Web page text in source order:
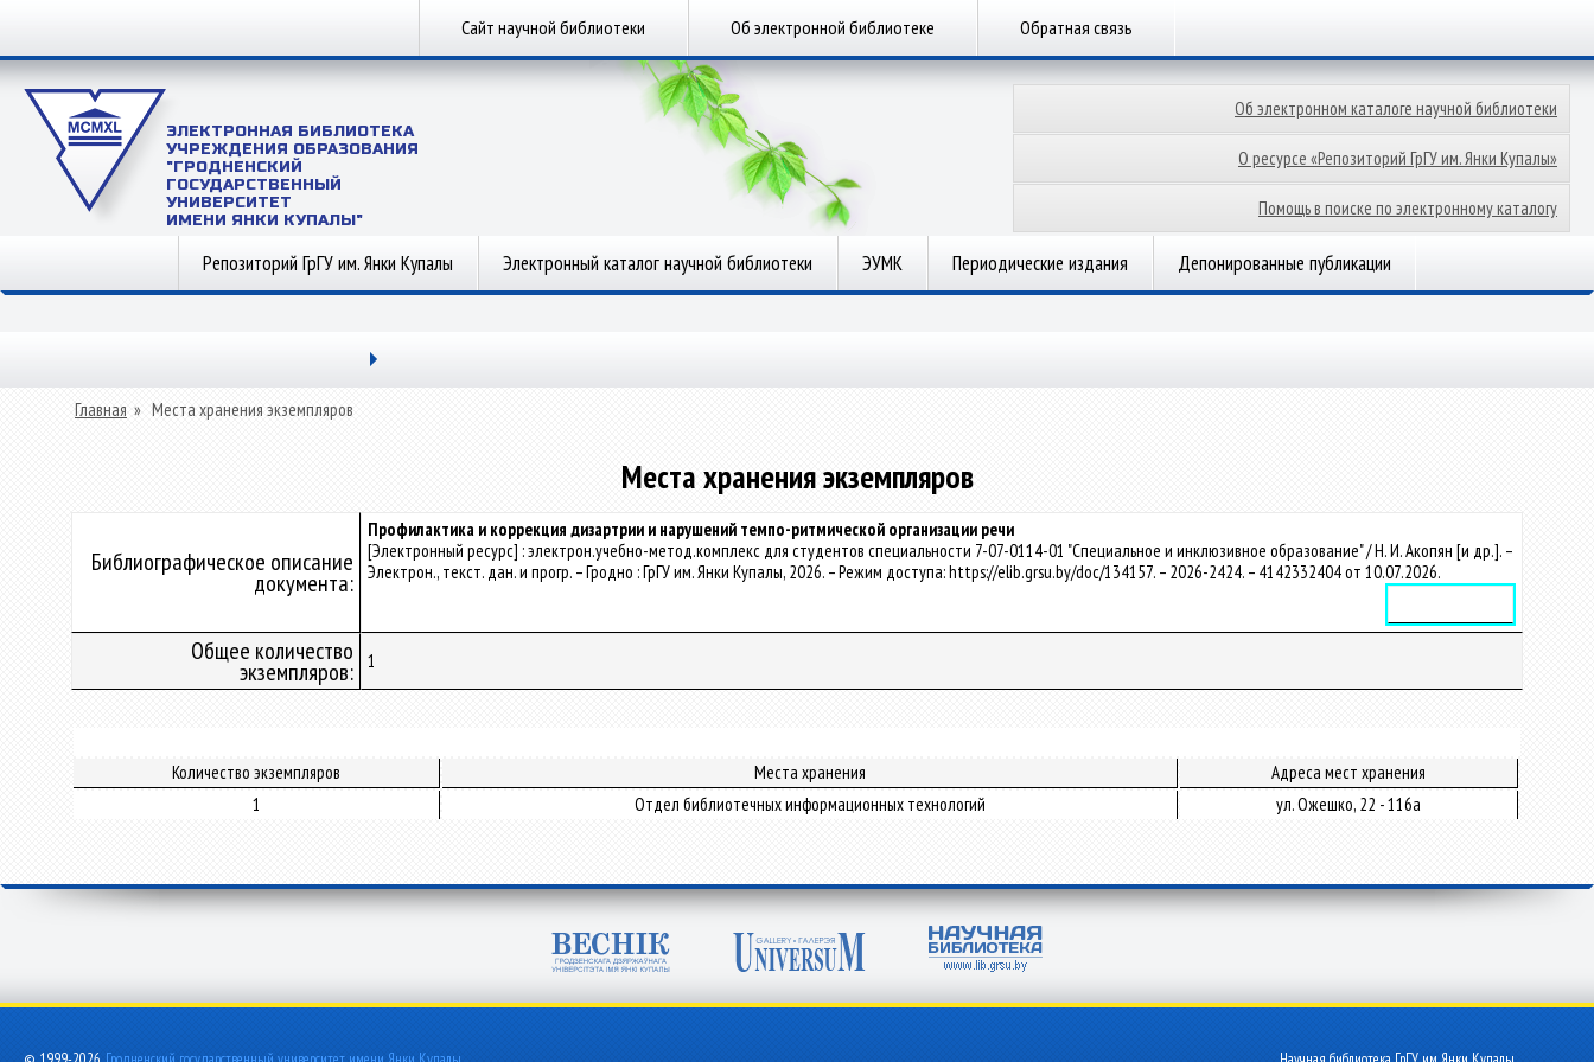
Сайт научной библиотеки Об электронной библиотеке Обратная связь
ЭЛЕКТРОННАЯ БИБЛИОТЕКА
УЧРЕЖДЕНИЯ ОБРАЗОВАНИЯ
"ГРОДНЕНСКИЙ
ГОСУДАРСТВЕННЫЙ
УНИВЕРСИТЕТ
ИМЕНИ ЯНКИ КУПАЛЫ"
Об электронном каталоге научной библиотеки
О ресурсе «Репозиторий ГрГУ им. Янки Купалы»
Помощь в поиске по электронному каталогу
Репозиторий ГрГУ им. Янки Купалы Электронный каталог научной библиотеки ЭУМК Периодические издания Депонированные публикации
Главная » Места хранения экземпляров
Места хранения экземпляров
Библиографическое описание
документа:
Профилактика и коррекция дизартрии и нарушений темпо-ритмической организации речи
[Электронный ресурс] : электрон.учебно-метод.комплекс для студентов специальности 7-07-0114-01 "Специальное и инклюзивное образование" / Н. И. Акопян [и др.]. –
Электрон., текст. дан. и прогр. – Гродно : ГрГУ им. Янки Купалы, 2026. – Режим доступа: https://elib.grsu.by/doc/134157. – 2026-2424. – 4142332404 от 10.07.2026.
Общее количество
экземпляров: 1
Количество экземпляров Места хранения
Адреса мест хранения
1
Отдел библиотечных информационных технологий ул. Ожешко, 22 - 116а